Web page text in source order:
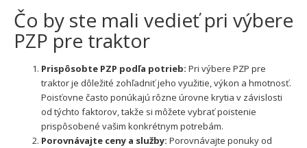
Čo by ste mali vedieť pri výbere
PZP pre traktor
Prispôsobte PZP podľa potrieb: Pri výbere PZP pre
traktor je dôležité zohľadniť jeho využitie, výkon a hmotnosť.
Poisťovne často ponúkajú rôzne úrovne krytia v závislosti
od týchto faktorov, takže si môžete vybrať poistenie
prispôsobené vašim konkrétnym potrebám.
Porovnávajte ceny a služby: Porovnávajte ponuky od